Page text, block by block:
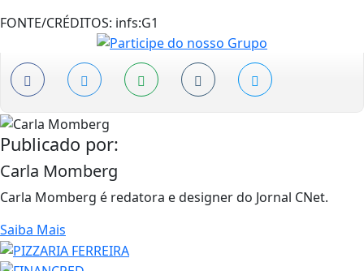
FONTE/CRÉDITOS: infs:G1
Publicado por:
Carla Momberg
Carla Momberg é redatora e designer do Jornal CNet.
Saiba Mais